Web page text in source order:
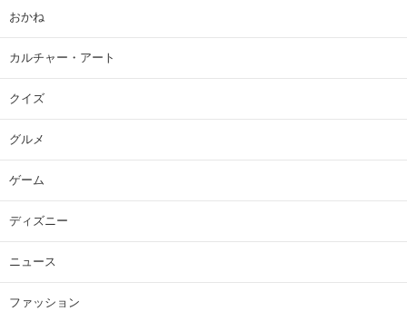
おかね
カルチャー・アート
クイズ
グルメ
ゲーム
ディズニー
ニュース
ファッション